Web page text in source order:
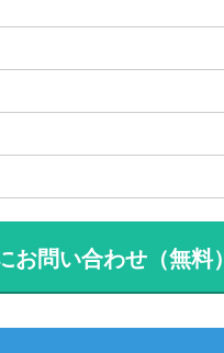
お問い合わせ（無料）